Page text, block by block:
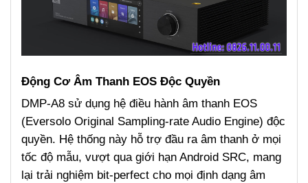
Động Cơ Âm Thanh EOS Độc Quyền
DMP-A8 sử dụng hệ điều hành âm thanh EOS
(Eversolo Original Sampling-rate Audio Engine) độc
quyền. Hệ thống này hỗ trợ đầu ra âm thanh ở mọi
tốc độ mẫu, vượt qua giới hạn Android SRC, mang
lại trải nghiệm bit-perfect cho mọi định dạng âm